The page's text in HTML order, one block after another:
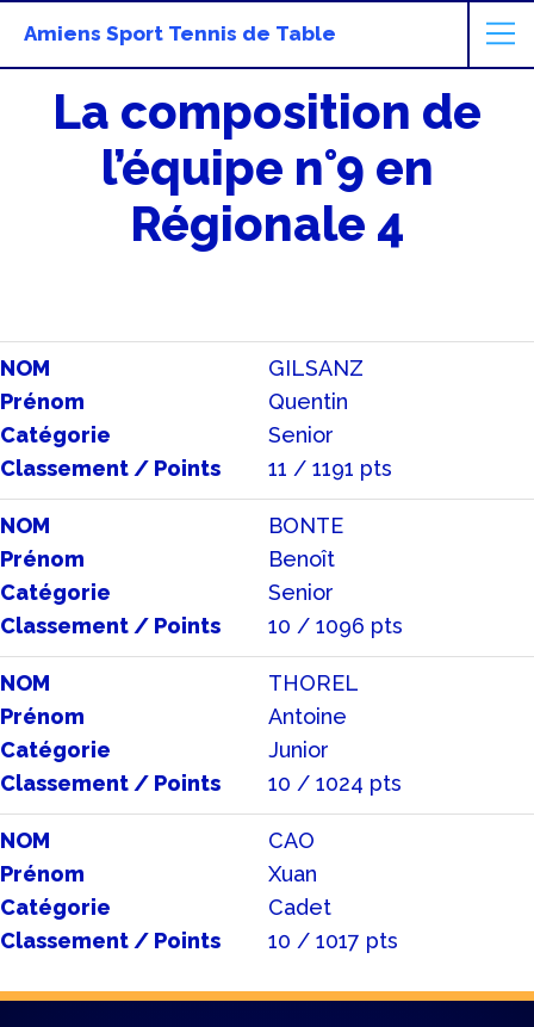
Amiens Sport Tennis de Table
La composition de
l’équipe n°9 en
Régionale 4
NOM
GILSANZ
Prénom
Quentin
Catégorie
Senior
Classement / Points
11 / 1191 pts
NOM
BONTE
Prénom
Benoît
Catégorie
Senior
Classement / Points
10 / 1096 pts
NOM
THOREL
Prénom
Antoine
Catégorie
Junior
Classement / Points
10 / 1024 pts
NOM
CAO
Prénom
Xuan
Catégorie
Cadet
Classement / Points
10 / 1017 pts